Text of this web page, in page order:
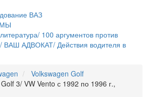
ВАЗ
100 аргументов против
ВАШ АДВОКАТ/ Действия водителя в
Volkswagen Golf
3/ VW Vento с 1992 по 1996 г.,